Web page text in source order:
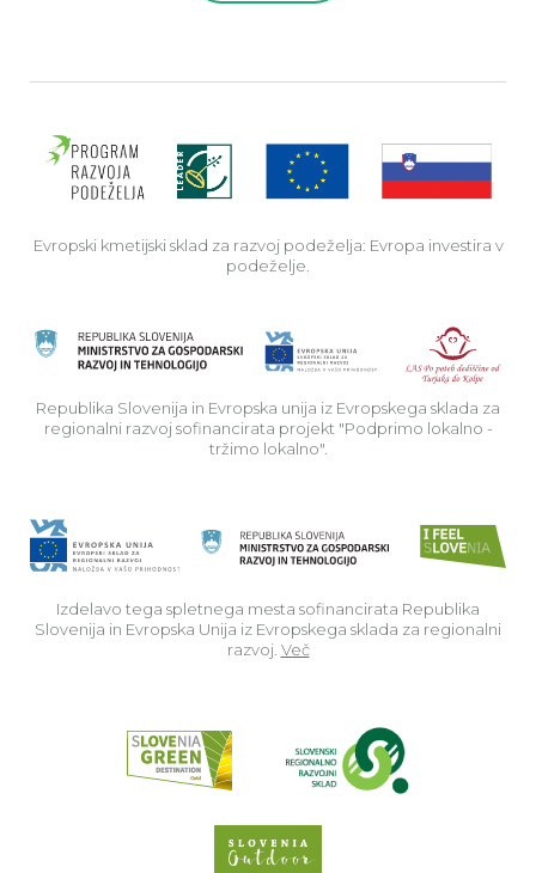
Evropski kmetijski sklad za razvoj podeželja: Evropa investira v
podeželje.
Republika Slovenija in Evropska unija iz Evropskega sklada za
regionalni razvoj sofinancirata projekt "Podprimo lokalno -
tržimo lokalno".
Izdelavo tega spletnega mesta sofinancirata Republika
Slovenija in Evropska Unija iz Evropskega sklada za regionalni
razvoj. Več